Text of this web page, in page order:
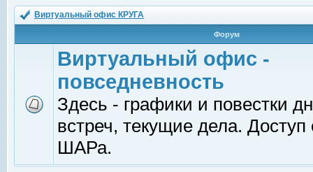
Виртуальный офис КРУГА
Форум
Виртуальный офис -
повседневность
Здесь - графики и повестки
встреч, текущие дела.
ШАРа.